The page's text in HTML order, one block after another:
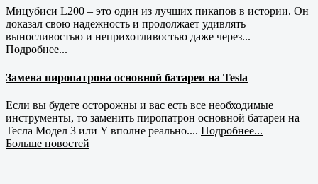
Мицубиси L200 – это один из лучших пикапов в истории. Он
доказал свою надежность и продолжает удивлять
выносливостью и неприхотливостью даже через...
Подробнее...
Замена пиропатрона основной батареи на Tesla
Если вы будете осторожны и вас есть все необходимые
инструменты, то заменить пиропатрон основной батареи на
Тесла Модел 3 или Y вполне реально.... Подробнее...
Больше новостей